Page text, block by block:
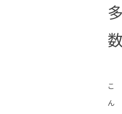
多
こ
ん